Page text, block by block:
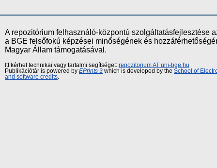
A repozitórium felhasználó-központú szolgáltatásfejlesztése
a BGE felsőfokú képzései minőségének és
Magyar Állam támogatásával.
Itt kérhet technikai vagy tartalmi segítséget: repozitorium AT uni-bge.hu
Publikációtár is powered by EPrints 3 which is developed by the School of
and software credits